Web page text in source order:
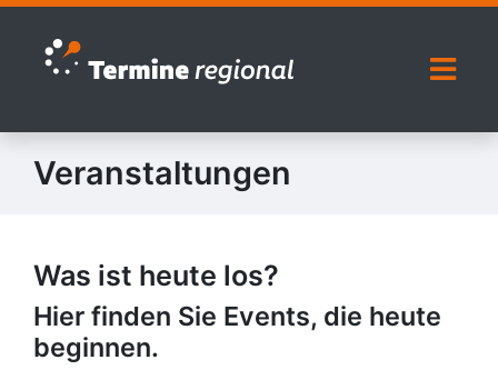
Zur Navigation springen
Zum Inhalt springen
Veranstaltungen
Was ist heute los?
Hier finden Sie Events, die heute
beginnen.